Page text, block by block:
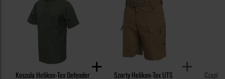
Koszula Helikon-Tex Defender
Szorty Helikon-Tex UTS